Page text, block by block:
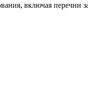
включая